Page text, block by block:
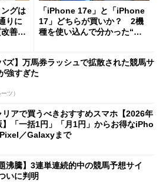
グは
りに
善」
「iPhone 17e」と「iPhone
17」どちらが買いか？ 2機
種を使い込んで分かった“ス
バズ】万馬券ラッシュで拡散された競馬サ
強すぎた
ツ）
リアで買うべきおすすめスマホ【2026年
】「一括1円」「月1円」からお得なiPho
／Galaxyまで
題沸騰】3連単連続的中の競馬予想サイ
いに判明